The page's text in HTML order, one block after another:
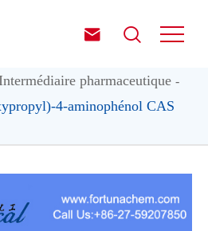
 
pharmaceutique
4-aminophénol CAS